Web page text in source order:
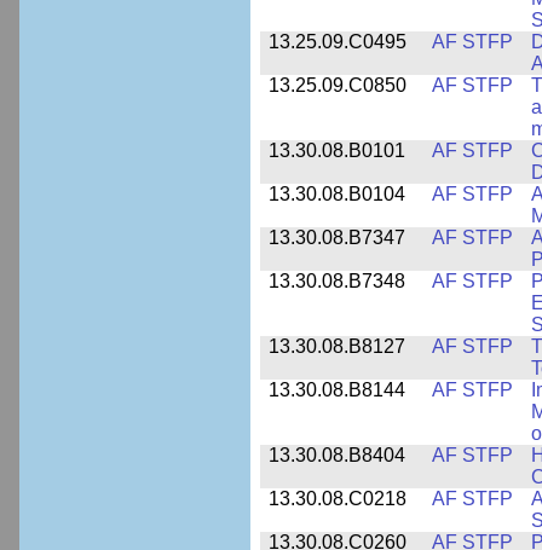
13.25.09.C0495
AF STFP
13.25.09.C0850
AF STFP
13.30.08.B0101
AF STFP
13.30.08.B0104
AF STFP
13.30.08.B7347
AF STFP
13.30.08.B7348
AF STFP
13.30.08.B8127
AF STFP
13.30.08.B8144
AF STFP
13.30.08.B8404
AF STFP
13.30.08.C0218
AF STFP
13.30.08.C0260
AF STFP